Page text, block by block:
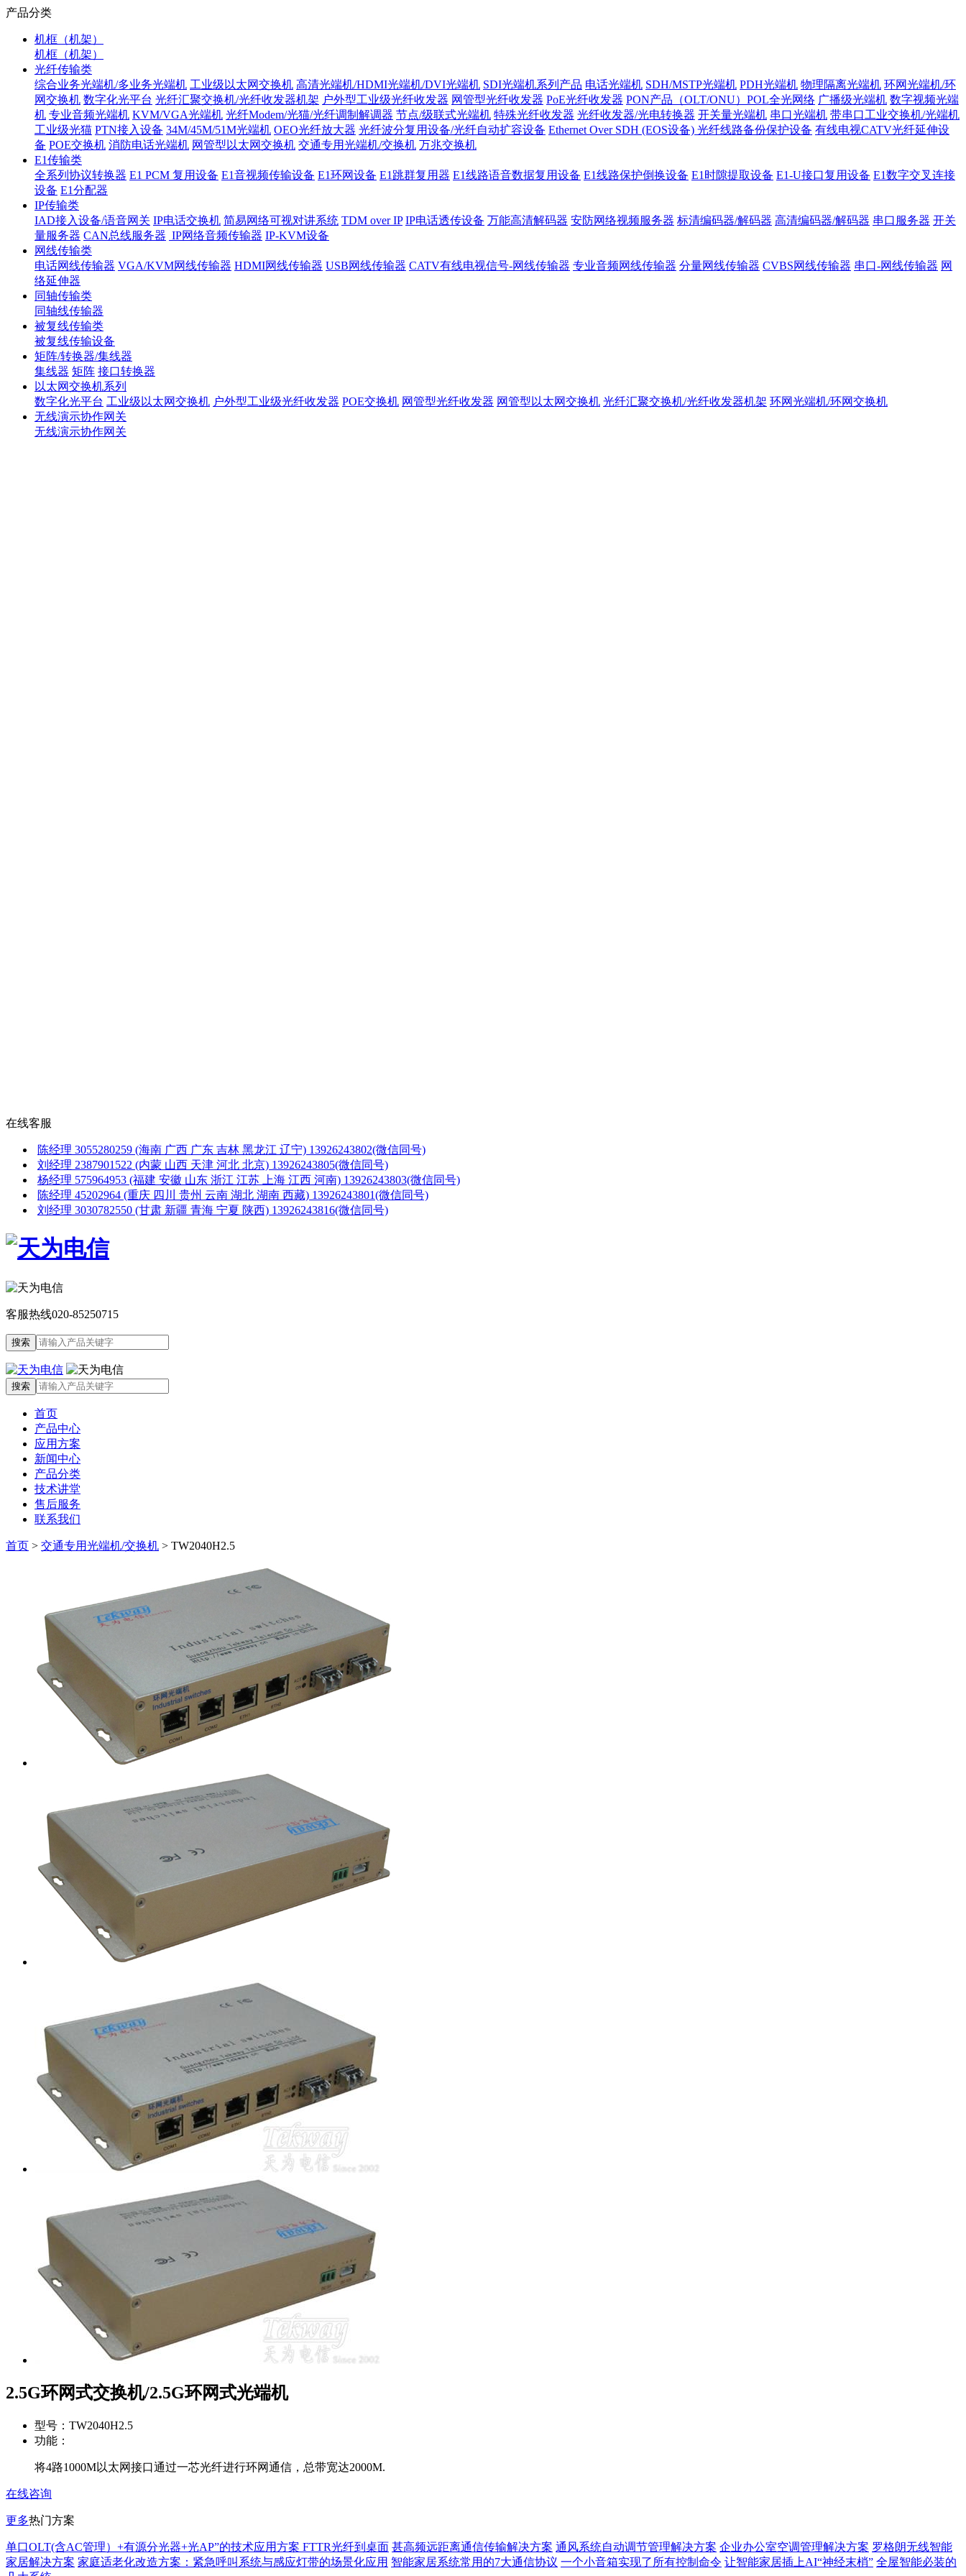
产品分类
机框（机架）
机框（机架）
光纤传输类
综合业务光端机/多业务光端机 工业级以太网交换机 高清光端机/HDMI光端机/DVI光端机 SDI光端机系列产品 电话光端机 SDH/MSTP光端机 PDH光端机 物理隔离光端机 环网光端机/环
网交换机 数字化光平台 光纤汇聚交换机/光纤收发器机架 户外型工业级光纤收发器 网管型光纤收发器 PoE光纤收发器 PON产品（OLT/ONU）POL全光网络 广播级光端机 数字视频光端
机 专业音频光端机 KVM/VGA光端机 光纤Modem/光猫/光纤调制解调器 节点/级联式光端机 特殊光纤收发器 光纤收发器/光电转换器 开关量光端机 串口光端机 带串口工业交换机/光端机
工业级光猫 PTN接入设备 34M/45M/51M光端机 OEO光纤放大器 光纤波分复用设备/光纤自动扩容设备 Ethernet Over SDH (EOS设备) 光纤线路备份保护设备 有线电视CATV光纤延伸设
备 POE交换机 消防电话光端机 网管型以太网交换机 交通专用光端机/交换机 万兆交换机
E1传输类
全系列协议转换器 E1 PCM 复用设备 E1音视频传输设备 E1环网设备 E1跳群复用器 E1线路语音数据复用设备 E1线路保护倒换设备 E1时隙提取设备 E1-U接口复用设备 E1数字交叉连接
设备 E1分配器
IP传输类
IAD接入设备/语音网关 IP电话交换机 简易网络可视对讲系统 TDM over IP IP电话透传设备 万能高清解码器 安防网络视频服务器 标清编码器/解码器 高清编码器/解码器 串口服务器 开关
量服务器 CAN总线服务器 IP网络音频传输器 IP-KVM设备
网线传输类
电话网线传输器 VGA/KVM网线传输器 HDMI网线传输器 USB网线传输器 CATV有线电视信号-网线传输器 专业音频网线传输器 分量网线传输器 CVBS网线传输器 串口-网线传输器 网
络延伸器
同轴传输类
同轴线传输器
被复线传输类
被复线传输设备
矩阵/转换器/集线器
集线器 矩阵 接口转换器
以太网交换机系列
数字化光平台 工业级以太网交换机 户外型工业级光纤收发器 POE交换机 网管型光纤收发器 网管型以太网交换机 光纤汇聚交换机/光纤收发器机架 环网光端机/环网交换机
无线演示协作网关
无线演示协作网关
在线客服
陈经理 3055280259 (海南 广西 广东 吉林 黑龙江 辽宁) 13926243802(微信同号)
刘经理 2387901522 (内蒙 山西 天津 河北 北京) 13926243805(微信同号)
杨经理 575964953 (福建 安徽 山东 浙江 江苏 上海 江西 河南) 13926243803(微信同号)
陈经理 45202964 (重庆 四川 贵州 云南 湖北 湖南 西藏) 13926243801(微信同号)
刘经理 3030782550 (甘肃 新疆 青海 宁夏 陕西) 13926243816(微信同号)
客服热线020-85250715
首页
产品中心
应用方案
新闻中心
产品分类
技术讲堂
售后服务
联系我们
首页 > 交通专用光端机/交换机 > TW2040H2.5
2.5G环网式交换机/2.5G环网式光端机
型号： TW2040H2.5
功能：
将4路1000M以太网接口通过一芯光纤进行环网通信，总带宽达2000M.
在线咨询
更多热门方案
单口OLT(含AC管理）+有源分光器+光AP”的技术应用方案 FTTR光纤到桌面 甚高频远距离通信传输解决方案 通风系统自动调节管理解决方案 企业办公室空调管理解决方案 罗格朗无线智能
家居解决方案 家庭适老化改造方案：紧急呼叫系统与感应灯带的场景化应用 智能家居系统常用的7大通信协议 一个小音箱实现了所有控制命令 让智能家居插上AI“神经末梢” 全屋智能必装的